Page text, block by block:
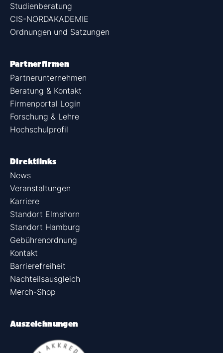
Studienberatung
CIS-NORDAKADEMIE
Ordnungen und Satzungen
Partnerfirmen
Partnerunternehmen
Beratung & Kontakt
Firmenportal Login
Forschung & Lehre
Hochschulprofil
Direktlinks
News
Veranstaltungen
Karriere
Standort Elmshorn
Standort Hamburg
Gebührenordnung
Kontakt
Barrierefreiheit
Nachteilsausgleich
Merch-Shop
Auszeichnungen